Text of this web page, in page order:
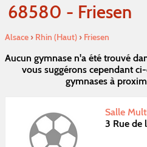
68580 - Friesen
Alsace› Rhin (Haut)› Friesen
Aucun gymnase n'a été trouvé
vous suggérons cependant
gymnases à
Salle
3 Rue de